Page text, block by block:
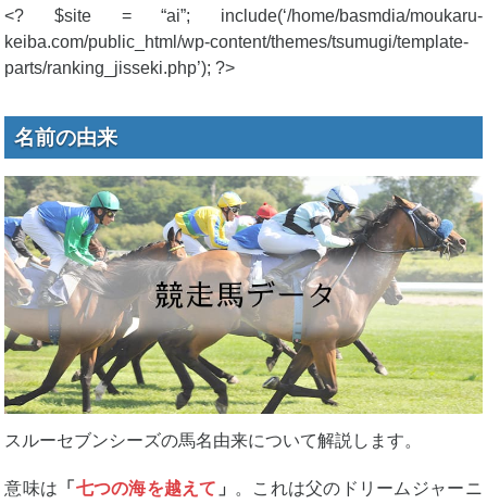
<? $site = “ai”; include(‘/home/basmdia/moukaru-
keiba.com/public_html/wp-content/themes/tsumugi/template-
parts/ranking_jisseki.php’); ?>
名前の由来
スルーセブンシーズの馬名由来について解説します。
意味は 「 七つの海を越えて 」
。これは父のドリームジャーニ